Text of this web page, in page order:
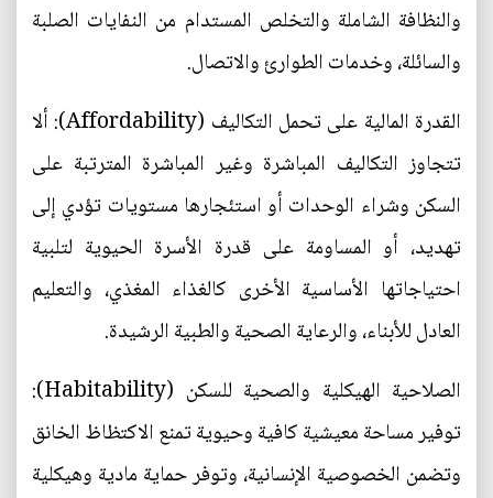
والنظافة الشاملة والتخلص المستدام من النفايات الصلبة
والسائلة، وخدمات الطوارئ والاتصال.
القدرة المالية على تحمل التكاليف (Affordability): ألا
تتجاوز التكاليف المباشرة وغير المباشرة المترتبة على
السكن وشراء الوحدات أو استئجارها مستويات تؤدي إلى
تهديد، أو المساومة على قدرة الأسرة الحيوية لتلبية
احتياجاتها الأساسية الأخرى كالغذاء المغذي، والتعليم
العادل للأبناء، والرعاية الصحية والطبية الرشيدة.
الصلاحية الهيكلية والصحية للسكن (Habitability):
توفير مساحة معيشية كافية وحيوية تمنع الاكتظاظ الخانق
وتضمن الخصوصية الإنسانية، وتوفر حماية مادية وهيكلية